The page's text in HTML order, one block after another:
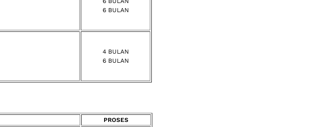
6 BULAN
4 BULAN
6 BULAN
PROSES